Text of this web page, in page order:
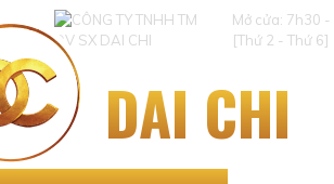
Mở cửa: 7h30
[Thứ 2 - Thứ 6]
DAI CHI